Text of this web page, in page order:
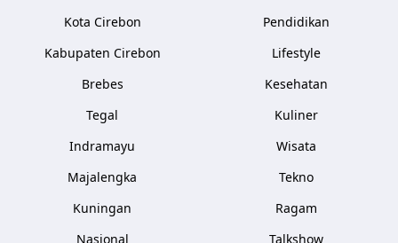
Kota Cirebon
Kabupaten Cirebon
Brebes
Tegal
Indramayu
Majalengka
Kuningan
Nasional
Pendidikan
Lifestyle
Kesehatan
Kuliner
Wisata
Tekno
Ragam
Talkshow